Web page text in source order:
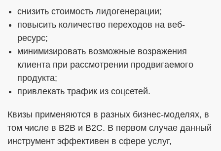
снизить стоимость лидогенерации;
повысить количество переходов на веб-
ресурс;
минимизировать возможные возражения
клиента при рассмотрении продвигаемого
продукта;
привлекать трафик из соцсетей.
Квизы применяются в разных бизнес-моделях, в
том числе в В2В и В2С. В первом случае данный
инструмент эффективен в сфере услуг,